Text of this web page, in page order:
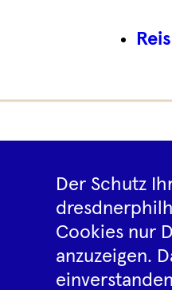
Der Schutz
Cookies nur
anzuzeigen.